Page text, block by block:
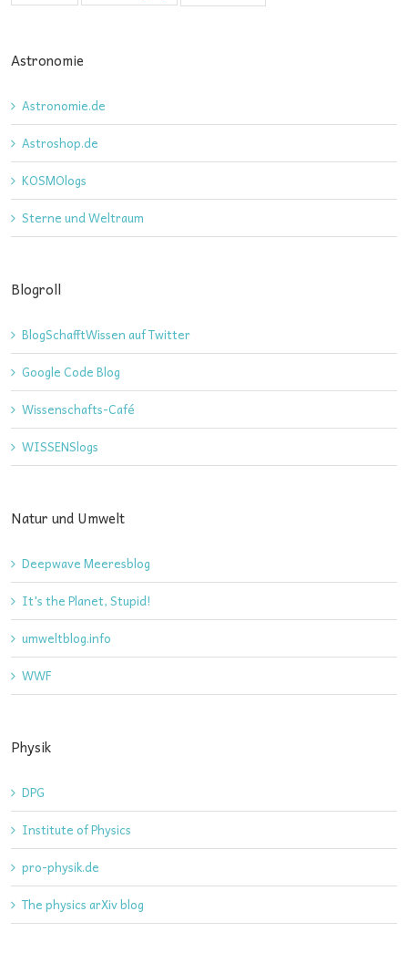
Astronomie
Astronomie.de
Astroshop.de
KOSMOlogs
Sterne und Weltraum
Blogroll
BlogSchafftWissen auf Twitter
Google Code Blog
Wissenschafts-Café
WISSENSlogs
Natur und Umwelt
Deepwave Meeresblog
It's the Planet, Stupid!
umweltblog.info
WWF
Physik
DPG
Institute of Physics
pro-physik.de
The physics arXiv blog